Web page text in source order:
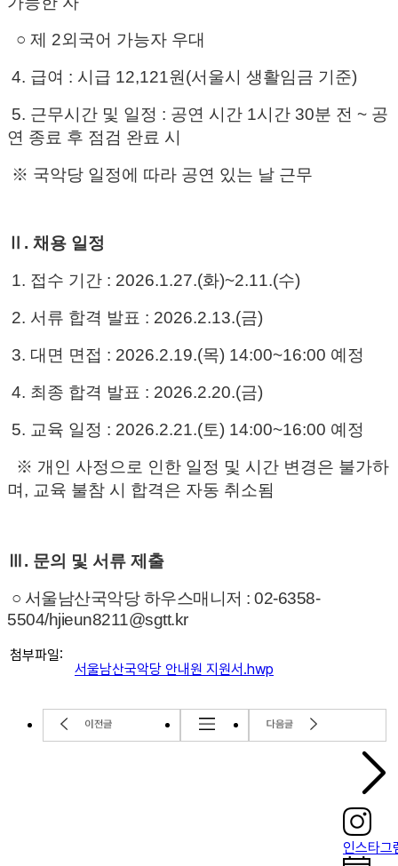
○ 제 2외국어 가능자 우대
4. 급여 : 시급 12,121원(서울시 생활임금 기준)
5. 근무시간 및 일정 : 공연 시간 1시간 30분 전 ~ 공
연 종료 후 점검 완료 시
※ 국악당 일정에 따라 공연 있는 날 근무
Ⅱ. 채용 일정
1. 접수 기간 : 2026.1.27.(화)~2.11.(수)
2. 서류 합격 발표 : 2026.2.13.(금)
3. 대면 면접 : 2026.2.19.(목) 14:00~16:00 예정
4. 최종 합격 발표 : 2026.2.20.(금)
5. 교육 일정 : 2026.2.21.(토) 14:00~16:00 예정
※ 개인 사정으로 인한 일정 및 시간 변경은 불가하
며, 교육 불참 시 합격은 자동 취소됨
Ⅲ. 문의 및 서류 제출
○ 서울남산국악당 하우스매니저 : 02-6358-
5504/hjieun8211@sgtt.kr
첨부파일:
서울남산국악당 안내원 지원서.hwp
인스타그